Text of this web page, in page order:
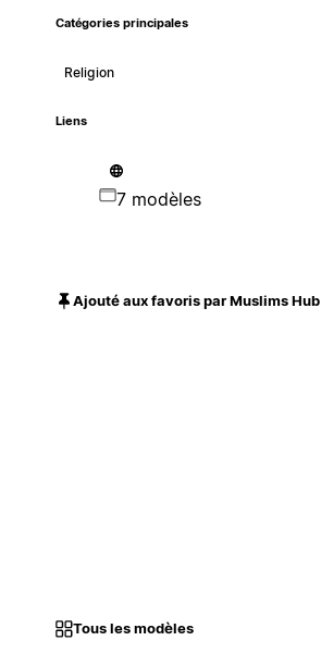
Catégories principales
Religion
Liens
7 modèles
Ajouté aux favoris par Muslims Hub
Tous les modèles